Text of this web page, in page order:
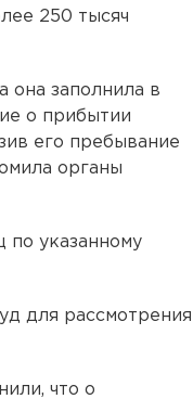
250 тысяч
она заполнила в
о прибытии
его пребывание
органы
по указанному
для рассмотрения
что о